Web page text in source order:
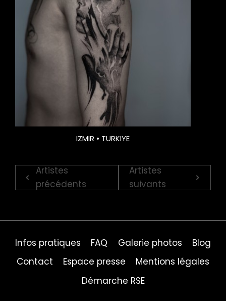
IZMIR • TURKIYE
Artistes
précédents
Artistes
suivants
Infos pratiques FAQ Galerie photos
Blog
Contact
Espace presse
Mentions légales
Démarche RSE